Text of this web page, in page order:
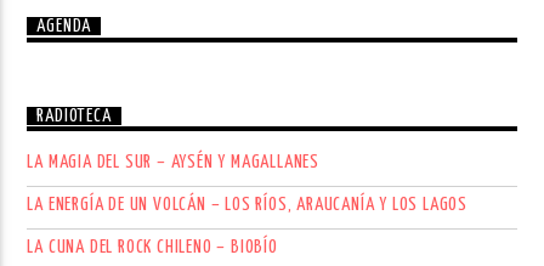
AGENDA
RADIOTECA
LA MAGIA DEL SUR – AYSÉN Y MAGALLANES
LA ENERGÍA DE UN VOLCÁN – LOS RÍOS, ARAUCANÍA Y LOS LAGOS
LA CUNA DEL ROCK CHILENO – BIOBÍO